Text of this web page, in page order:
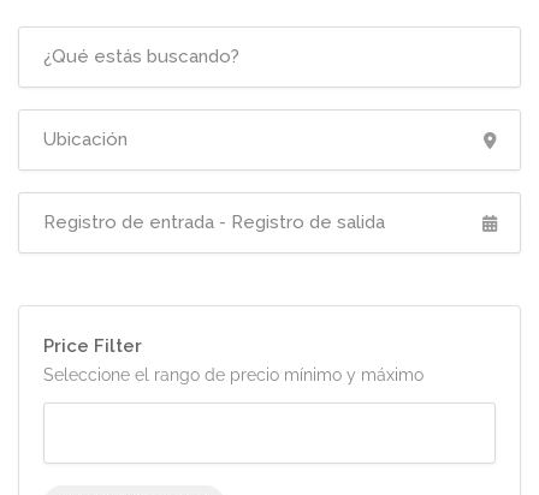
Price Filter
Seleccione el rango de precio mínimo y máximo